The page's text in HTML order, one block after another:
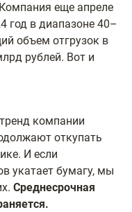
еще апреле
год в диапазоне 40–
объем отгрузок в
рублей. Вот и
компании
откупать
И если
укатает бумагу, мы
Среднесрочная